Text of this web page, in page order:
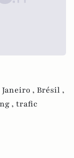
Janeiro , Brésil ,
, trafic